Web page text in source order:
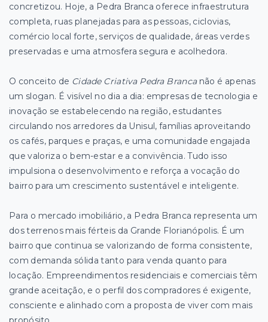
concretizou. Hoje, a Pedra Branca oferece infraestrutura
completa, ruas planejadas para as pessoas, ciclovias,
comércio local forte, serviços de qualidade, áreas verdes
preservadas e uma atmosfera segura e acolhedora.
O conceito de Cidade Criativa Pedra Brancanão é apenas
um slogan. É visível no dia a dia: empresas de tecnologia e
inovação se estabelecendo na região, estudantes
circulando nos arredores da Unisul, famílias aproveitando
os cafés, parques e praças, e uma comunidade engajada
que valoriza o bem-estar e a convivência. Tudo isso
impulsiona o desenvolvimento e reforça a vocação do
bairro para um crescimento sustentável e inteligente.
Para o mercado imobiliário, a Pedra Branca representa um
dos terrenos mais férteis da Grande Florianópolis. É um
bairro que continua se valorizando de forma consistente,
com demanda sólida tanto para venda quanto para
locação. Empreendimentos residenciais e comerciais têm
grande aceitação, e o perfil dos compradores é exigente,
consciente e alinhado com a proposta de viver com mais